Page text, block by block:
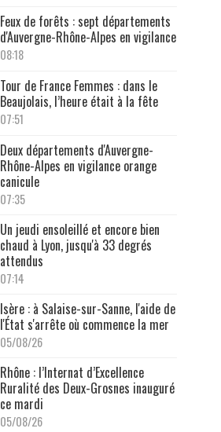
Feux de forêts : sept départements
d'Auvergne-Rhône-Alpes en vigilance
08:18
Tour de France Femmes : dans le
Beaujolais, l’heure était à la fête
07:51
Deux départements d'Auvergne-
Rhône-Alpes en vigilance orange
canicule
07:35
Un jeudi ensoleillé et encore bien
chaud à Lyon, jusqu'à 33 degrés
attendus
07:14
Isère : à Salaise-sur-Sanne, l'aide de
l'État s'arrête où commence la mer
05/08/26
Rhône : l’Internat d’Excellence
Ruralité des Deux-Grosnes inauguré
ce mardi
05/08/26